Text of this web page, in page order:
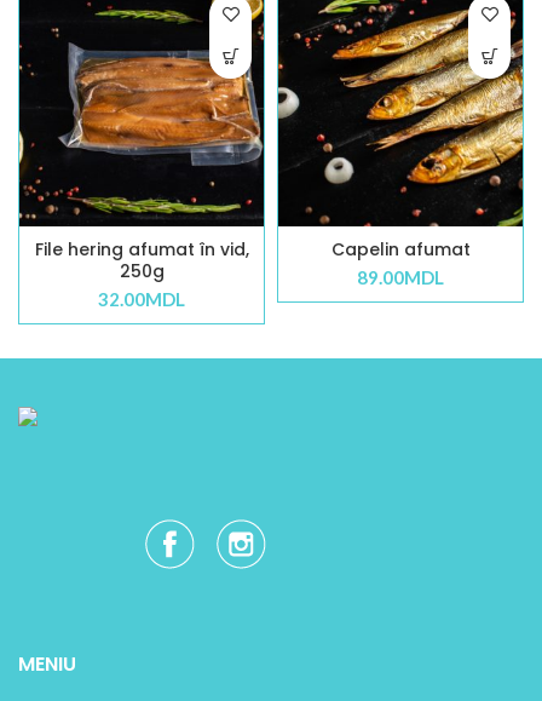
File hering afumat în vid,
250g
32.00MDL
Capelin afumat
89.00MDL
MENIU